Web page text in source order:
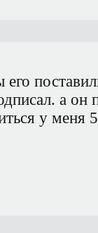
его
а он
у меня